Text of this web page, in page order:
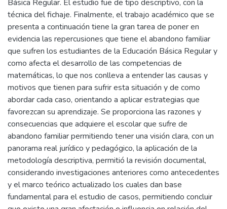
Básica Regular. El estudio fue de tipo descriptivo, con la
técnica del fichaje. Finalmente, el trabajo académico que se
presenta a continuación tiene la gran tarea de poner en
evidencia las repercusiones que tiene el abandono familiar
que sufren los estudiantes de la Educación Básica Regular y
como afecta el desarrollo de las competencias de
matemáticas, lo que nos conlleva a entender las causas y
motivos que tienen para sufrir esta situación y de como
abordar cada caso, orientando a aplicar estrategias que
favorezcan su aprendizaje. Se proporciona las razones y
consecuencias que adquiere el escolar que sufre de
abandono familiar permitiendo tener una visión clara, con un
panorama real jurídico y pedagógico, la aplicación de la
metodología descriptiva, permitió la revisión documental,
considerando investigaciones anteriores como antecedentes
y el marco teórico actualizado los cuales dan base
fundamental para el estudio de casos, permitiendo concluir